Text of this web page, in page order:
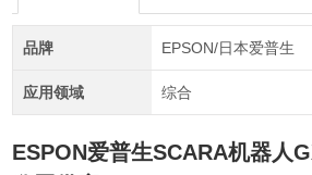
品牌 EPSON/日本爱普生
应用领域 综合
ESPON爱普生SCARA机器人